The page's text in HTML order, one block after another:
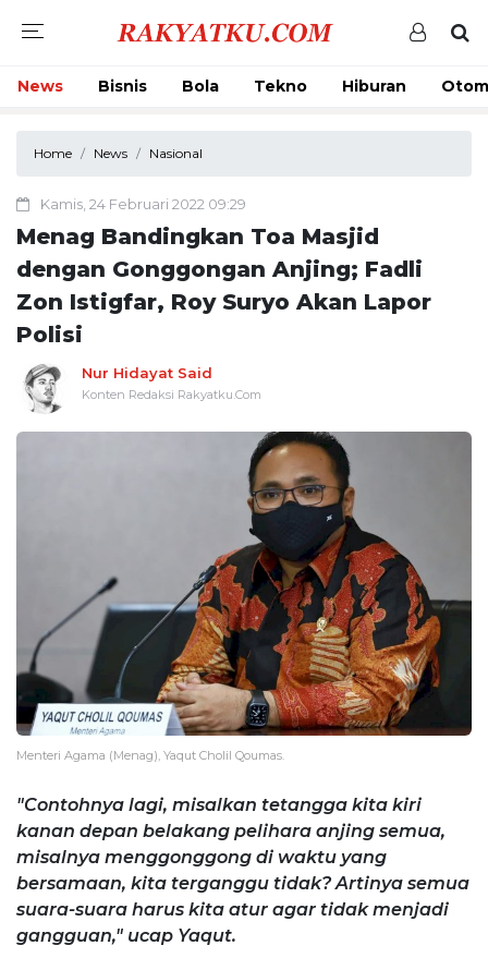
News Bisnis Bola Tekno Hiburan
Home News Nasional
Kamis, 24 Februari 2022 09:29
Menag Bandingkan Toa Masjid
dengan Gonggongan Anjing; Fadli
Zon Istigfar, Roy Suryo Akan Lapor
Polisi
Nur Hidayat Said
Konten Redaksi Rakyatku.Com
Menteri Agama (Menag), Yaqut Cholil Qoumas.
"Contohnya lagi, misalkan tetangga kita kiri
kanan depan belakang pelihara anjing semua,
misalnya menggonggong di waktu yang
bersamaan, kita terganggu tidak? Artinya semua
suara-suara harus kita atur agar tidak menjadi
gangguan," ucap Yaqut.